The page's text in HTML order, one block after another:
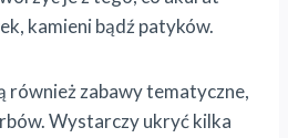
kamieni bądź patyków.
również zabawy tematyczne,
Wystarczy ukryć kilka